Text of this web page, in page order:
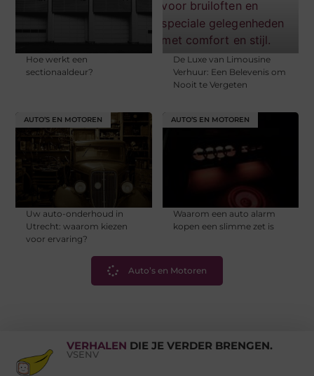
Hoe werkt een
sectionaaldeur?
De Luxe van Limousine
Verhuur: Een Belevenis om
Nooit te Vergeten
AUTO’S EN MOTOREN
Uw auto-onderhoud in
Utrecht: waarom kiezen
voor ervaring?
AUTO’S EN MOTOREN
Waarom een auto alarm
kopen een slimme zet is
Auto’s en Motoren
VERHALEN DIE JE VERDER BRENGEN.
VSENV